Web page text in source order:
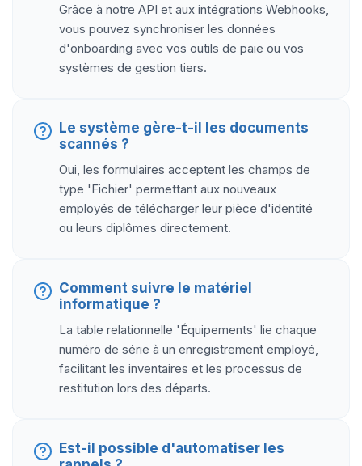
Grâce à notre API et aux intégrations Webhooks,
vous pouvez synchroniser les données
d'onboarding avec vos outils de paie ou vos
systèmes de gestion tiers.
Le système gère-t-il les documents
scannés ?
Oui, les formulaires acceptent les champs de
type 'Fichier' permettant aux nouveaux
employés de télécharger leur pièce d'identité
ou leurs diplômes directement.
Comment suivre le matériel
informatique ?
La table relationnelle 'Équipements' lie chaque
numéro de série à un enregistrement employé,
facilitant les inventaires et les processus de
restitution lors des départs.
Est-il possible d'automatiser les